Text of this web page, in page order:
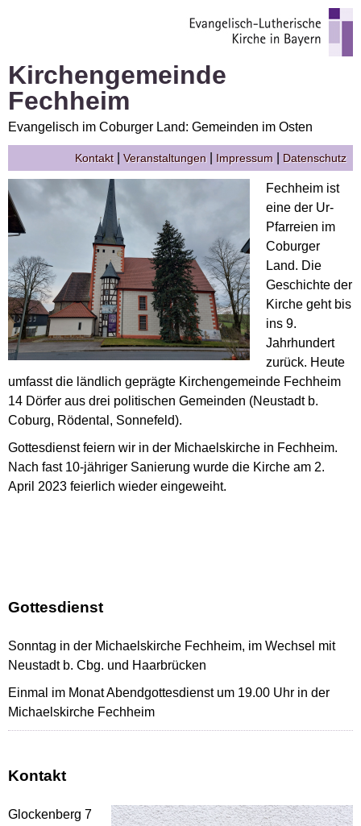
Kirchengemeinde
Fechheim
Evangelisch im Coburger Land: Gemeinden im Osten
Kontakt| Veranstaltungen Impressum Datenschutz
Fechheim ist
eine der Ur-
Pfarreien im
Coburger
Land. Die
Geschichte der
Kirche geht bis
ins 9.
Jahrhundert
zurück. Heute
umfasst die ländlich geprägte Kirchengemeinde Fechheim
14 Dörfer aus drei politischen Gemeinden (Neustadt b.
Coburg, Rödental, Sonnefeld).
Gottesdienst feiern wir in der Michaelskirche in Fechheim.
Nach fast 10-jähriger Sanierung wurde die Kirche am 2.
April 2023 feierlich wieder eingeweiht.
Gottesdienst
Sonntag in der Michaelskirche Fechheim, im Wechsel mit
Neustadt b. Cbg. und Haarbrücken
Einmal im Monat Abendgottesdienst um 19.00 Uhr in der
Michaelskirche Fechheim
Kontakt
Glockenberg 7